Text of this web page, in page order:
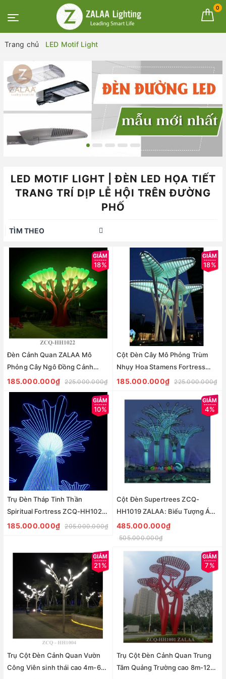
0
Trang chủ LED Motif Light
LED MOTIF LIGHT | ĐÈN LED HỌA TIẾT
TRANG TRÍ DỊP LỄ HỘI TRÊN ĐƯỜNG
PHỐ
TÌM THEO
18%
Đèn Cảnh Quan ZALAA Mô
Phỏng Cây Ngô Đồng Cảnh
ZCQ-HH1022 Sycamore Trees
Lighting
185.000.000₫ 225.000.000₫
18%
Cột Đèn Cây Mô Phỏng Trùm
Nhụy Hoa Stamens Fortress
ZCQ-HH1021 ZALAA Chiếu
185.000.000₫ 225.000.000₫
10%
Trụ Đèn Tháp Tinh Thần
Spiritual Fortress ZCQ-HH1020
ZALAA Chiếu Sáng Cảnh Quan
185.000.000₫ 205.000.000₫
4%
Cột Đèn Supertrees ZCQ-
HH1019 ZALAA: Biểu Tượng Ánh
Sáng Cho Đại Đô Thị
485.000.000₫
505.000.000₫
21%
Trụ Cột Đèn Cảnh Quan Vườn
Công Viên sinh thái cao 4m-6m
7%
Trụ Cột Đèn Cảnh Quan Trung
Tâm Quảng Trường cao 8m-12m